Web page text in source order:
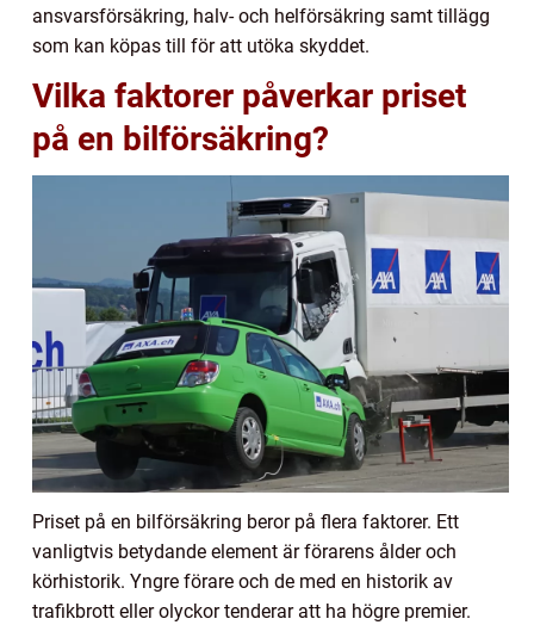
ansvarsförsäkring, halv- och helförsäkring samt tillägg
som kan köpas till för att utöka skyddet.
Vilka faktorer påverkar priset
på en bilförsäkring?
Priset på en bilförsäkring beror på flera faktorer. Ett
vanligtvis betydande element är förarens ålder och
körhistorik. Yngre förare och de med en historik av
trafikbrott eller olyckor tenderar att ha högre premier.